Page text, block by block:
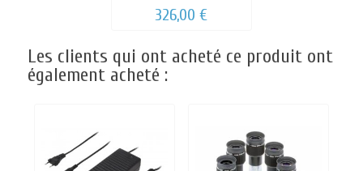
326,00 €
Les clients qui ont acheté ce produit ont
également acheté :